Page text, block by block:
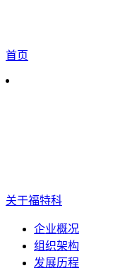
首页
关于福特科
企业概况
组织架构
发展历程